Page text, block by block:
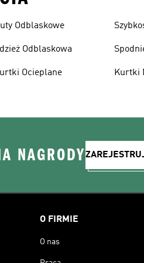
Odblaskowe
Odblaskowa
Ocieplane Kurtki
NAGRODY
O FIRMIE
O nas